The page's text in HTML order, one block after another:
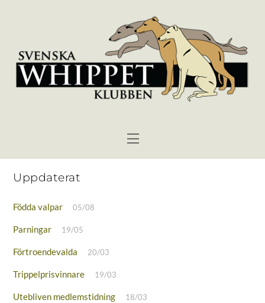
Menu
Uppdaterat
Födda valpar 05/08
Parningar 19/05
Förtroendevalda 20/03
Trippelprisvinnare 19/03
Utebliven medlemstidning 18/03